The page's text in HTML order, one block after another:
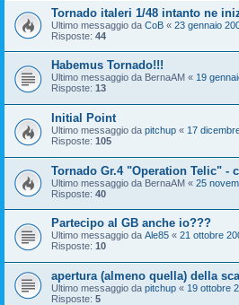
Tornado italeri 1/48 intanto ne
Ultimo messaggio da CoB « 23 gennaio
Risposte: 44
Habemus Tornado!!!
Ultimo messaggio da BernaAM « 19
Risposte: 13
Initial Point
Ultimo messaggio da pitchup « 17
Risposte: 105
Tornado Gr.4 "Operation Telic" -
Ultimo messaggio da BernaAM « 25
Risposte: 40
Partecipo al GB anche io???
Ultimo messaggio da Ale85 « 21 ottobre
Risposte: 10
apertura (almeno quella) della
Ultimo messaggio da pitchup « 19 ottobre
Risposte: 5